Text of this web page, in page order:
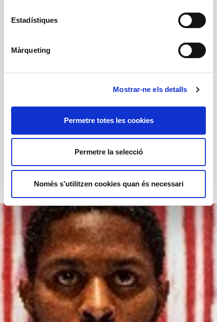
Estadístiques
Màrqueting
Mostrar-ne els detalls
Permetre totes les cookies
Permetre la selecció
Només s’utilitzen cookies quan és necessari
Primer descans: 5min (s'aconsella no abandonar la
Segons descans: 5min (s'aconsella no abandonar la
sala)
Tercer descans: 15min
Aquest espectacle pot ferir la sensibilitat d'alguns
Edat recomanada